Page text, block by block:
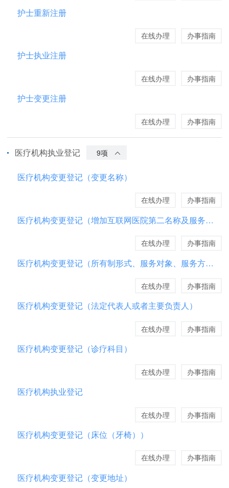
护士重新注册
在线办理 办事指南
护士执业注册
在线办理 办事指南
护士变更注册
在线办理 办事指南
医疗机构执业登记 9项
医疗机构变更登记（变更名称）
在线办理 办事指南
医疗机构变更登记（增加互联网医院第二名称及服务方式）
在线办理 办事指南
医疗机构变更登记（所有制形式、服务对象、服务方式、注册资金）
在线办理 办事指南
医疗机构变更登记（法定代表人或者主要负责人）
在线办理 办事指南
医疗机构变更登记（诊疗科目）
在线办理 办事指南
医疗机构执业登记
在线办理 办事指南
医疗机构变更登记（床位（牙椅））
在线办理 办事指南
医疗机构变更登记（变更地址）